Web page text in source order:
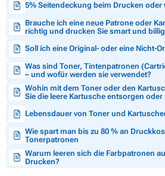
5% Seitendeckung beim Drucken oder
Brauche ich eine neue Patrone oder
richtig und drucken Sie smart und billig
Soll ich eine Original- oder eine Nicht-
Was sind Toner, Tintenpatronen
– und wofür werden sie verwendet?
Wohin mit dem Toner oder den
Sie die leere Kartusche entsorgen
Lebensdauer von Toner und
Wie spart man bis zu 80 % an
Tonerpatronen
Warum leeren sich die Farbpatronen
Drucken?